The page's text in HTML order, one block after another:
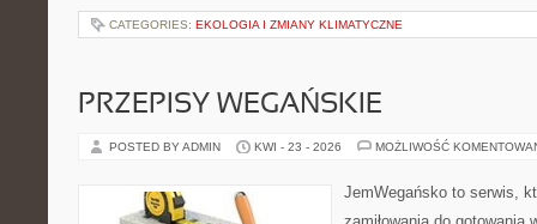
CATEGORIES: EKOLOGIA I ZMIANY KLIMATYCZNE
PRZEPISY WEGAŃSKIE
POSTED BY ADMIN KWI - 23 - 2026 MOŻLIWOŚĆ
JemWegańsko to serwis,